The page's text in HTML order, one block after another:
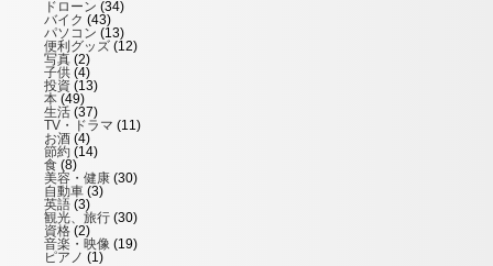
ドローン (34)
バイク (43)
パソコン (13)
便利グッズ (12)
写真 (2)
子供 (4)
投資 (13)
本 (49)
生活 (37)
TV・ドラマ (11)
お酒 (4)
節約 (14)
食 (8)
美容・健康 (30)
自動車 (3)
英語 (3)
観光、旅行 (30)
資格 (2)
音楽・映像 (19)
ピアノ (1)